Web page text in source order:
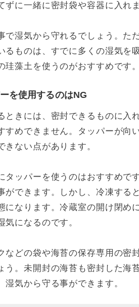
ずに一緒に密封袋や容器に入れま
で湿気から守れるでしょう。た
るものは、すでに多くの湿気を
珪藻土を使うのがおすすめです。
を使用するのはNG
ときには、密封できるものに入
すめできません。タッパーが向
ない点があります。
タッパーを使うのはおすすめで
ができます。しかし、冷凍する
になります。冷蔵室の開け閉め
気になるのです。
などの袋や海苔の保存専用の密
う。未開封の海苔も密封した海
湿気から守る事ができます。